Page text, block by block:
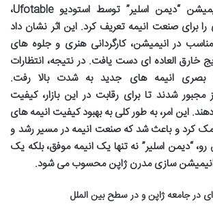
کیفیت بی نظیر انیمیشن “دیمن اسلیر” توسط استودیو Ufotable،
برای صنعت انیمه تعریف کرد. این اثر نشان داد
در انیمیشن، کارگردانی هنری و جلوه های
خارق العاده ای دست یافت. در نتیجه، انتظارات
بصری انیمه های جدید به شدت بالا رفت.
مجبور شدند تا برای رقابت در این بازار، کیفیت
این امر، به طور کلی به بهبود کیفیت انیمه های
کرد و باعث شد که صنعت انیمه در مسیر رشد و
رو، “دیمن اسلیر” نه تنها یک انیمه موفق، بلکه یک
سازی مدرن ژاپن محسوب می شود.
در جامعه ژاپن و در سطح بین الملل